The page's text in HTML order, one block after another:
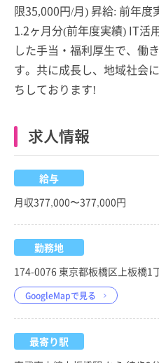
限35,000円/月) 昇給: 前年度
1.2ヶ月分(前年度実績) IT活
した手当・福利厚生で、働
す。共に成長し、地域社会
ちしております!
求人情報
給与
月収377,000〜377,000円
勤務地
174-0076 東京都板橋区上板橋1
GoogleMapで見る
最寄り駅